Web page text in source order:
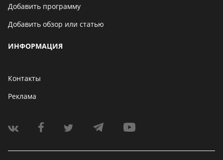
Добавить программу
Добавить обзор или статью
ИНФОРМАЦИЯ
Контакты
Реклама